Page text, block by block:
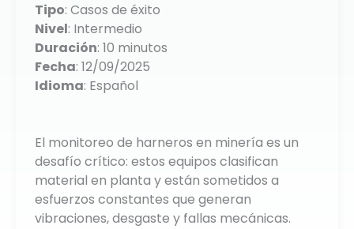
Tipo: Casos de éxito
Nivel: Intermedio
Duración: 10 minutos
Fecha: 12/09/2025
Idioma: Español
El monitoreo de harneros en minería es un
desafío crítico: estos equipos clasifican
material en planta y están sometidos a
esfuerzos constantes que generan
vibraciones, desgaste y fallas mecánicas.